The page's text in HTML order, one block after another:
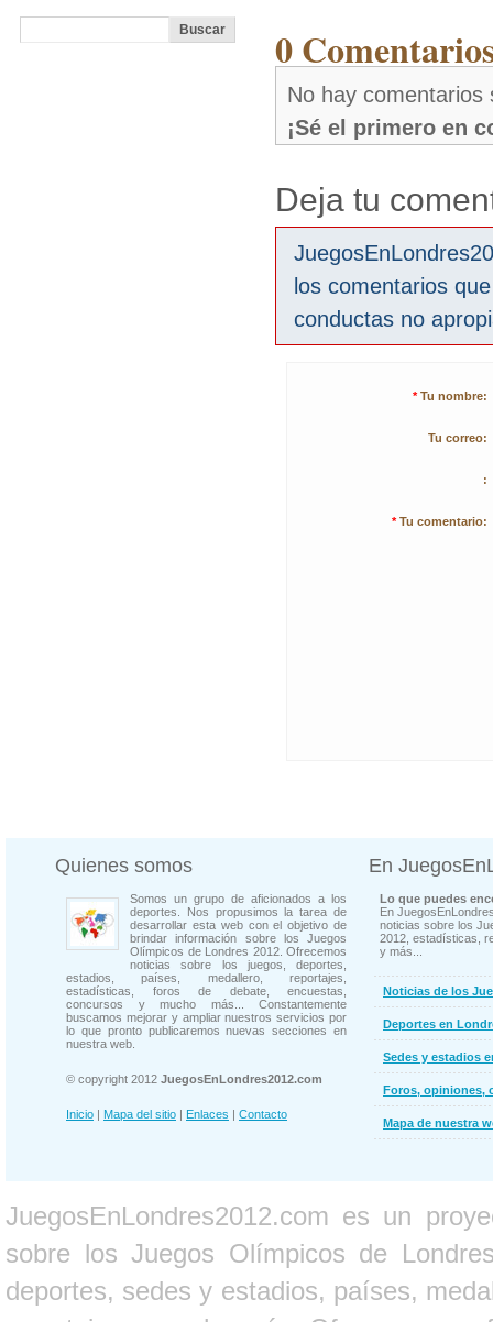
0
No hay comentarios
¡Sé el primero en
Deja tu
los comentarios
conductas no
* Tu nombre:
Tu correo:
:
* Tu comentario:
Quienes somos
Somos un grupo de aficionados a los
deportes. Nos propusimos la tarea de
desarrollar esta web con el objetivo de
brindar información sobre los Juegos
Olímpicos de Londres 2012. Ofrecemos
noticias sobre los juegos, deportes,
estadios, países, medallero, reportajes,
estadísticas, foros de debate, encuestas,
concursos y mucho más... Constantemente
buscamos mejorar y ampliar nuestros servicios por
lo que pronto publicaremos nuevas secciones en
nuestra web.
© copyright 2012 JuegosEnLondres2012.com
Inicio | Mapa del sitio | Enlaces | Contacto
En
Lo que puedes
En
noticias sobre los
2012, estadísticas,
y más...
Noticias de los
Deportes en
Sedes y estadios
Foros, opiniones,
Mapa de nuestra
JuegosEnLondres2012.com es un
sobre los Juegos Olímpicos de
deportes, sedes y estadios, países,